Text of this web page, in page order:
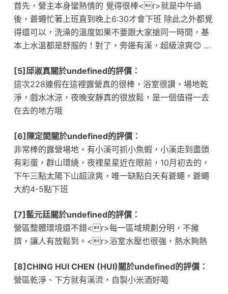
首先，營主本身蠻熱情的 覺得很棒<r>就是中午過
後，蒼蠅忙著上班直到晚上6:30才會下班 除此之外都覺
得還可以，洗澡的溫度如果不要跟大家搶同一時間，基
本上水溫都是舒服的！對了，旁邊有溪，超級涼爽😊 …
[5]邱淑真關於undefined的評價：
這次228連假在這裡露營真的很棒，浴室很讚，場地乾
淨，戲水冰涼，夜晚安靜真的很放鬆，是一個值得一去
在去的地方哦
[6]陳定閎關於undefined的評價：
非常棒的露營場地，有小溪可抓小魚蝦，小溪走到盡頭
有彩蛋，群山環繞，夜裡星星近在眼前，10月初去的，
下午三點太陽下山超涼爽，唯一缺點白天有蒼蠅，蒼蠅
大約4-5點下班
[7]藍元廷關於undefined的評價：
營區整體環境還不錯<r>每一區域規劃分明，不擁
擠，讓人有放鬆到。<r>浴室水壓也很強，熱水夠熱
[8]CHING HUI CHEN (HUI)關於undefined的評價：
營區乾淨、下方就有溪流，自製小米酒好喝